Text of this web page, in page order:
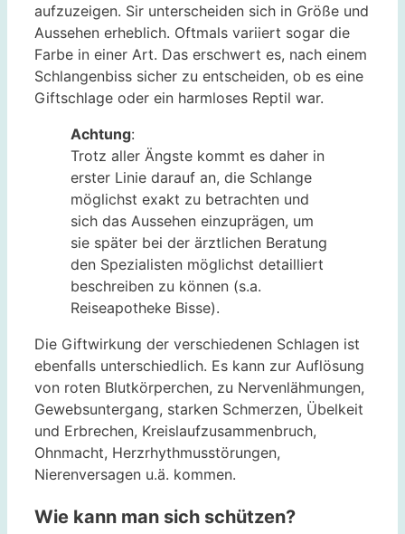
aufzuzeigen. Sir unterscheiden sich in Größe und
Aussehen erheblich. Oftmals variiert sogar die
Farbe in einer Art. Das erschwert es, nach einem
Schlangenbiss sicher zu entscheiden, ob es eine
Giftschlage oder ein harmloses Reptil war.
Achtung:
Trotz aller Ängste kommt es daher in
erster Linie darauf an, die Schlange
möglichst exakt zu betrachten und
sich das Aussehen einzuprägen, um
sie später bei der ärztlichen Beratung
den Spezialisten möglichst detailliert
beschreiben zu können (s.a.
Reiseapotheke Bisse).
Die Giftwirkung der verschiedenen Schlagen ist
ebenfalls unterschiedlich. Es kann zur Auflösung
von roten Blutkörperchen, zu Nervenlähmungen,
Gewebsuntergang, starken Schmerzen, Übelkeit
und Erbrechen, Kreislaufzusammenbruch,
Ohnmacht, Herzrhythmusstörungen,
Nierenversagen u.ä. kommen.
Wie kann man sich schützen?